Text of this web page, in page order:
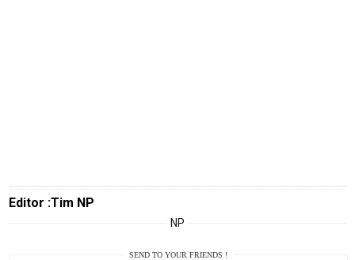
Editor :Tim NP
NP
SEND TO YOUR FRIENDS !